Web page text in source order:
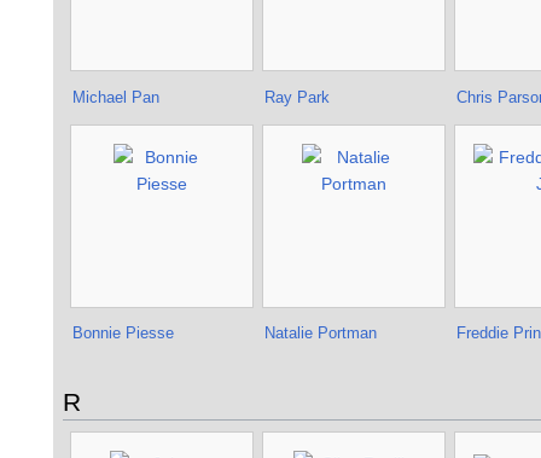
Michael Pan Ray Park Chris
Bonnie Piesse Natalie Portman Freddie
R